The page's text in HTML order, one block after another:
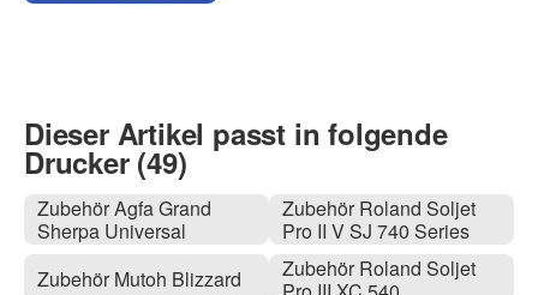
Dieser Artikel passt in folgende
Drucker (49)
Zubehör Agfa Grand
Sherpa Universal
Zubehör Mutoh Blizzard
Zubehör Roland Soljet
Pro II V SJ 740 Series
Zubehör Roland Soljet